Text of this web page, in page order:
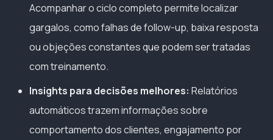
Acompanhar o ciclo completo permite localizar
gargalos, como falhas de follow-up, baixa resposta
ou objeções constantes que podem ser tratadas
com treinamento.
Insights para decisões melhores: Relatórios
automáticos trazem informações sobre
comportamento dos clientes, engajamento por